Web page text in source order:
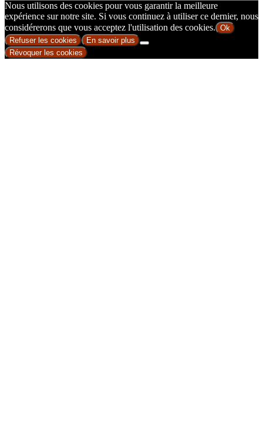
Nous utilisons des cookies pour vous garantir la meilleure
expérience sur notre site. Si vous continuez à utiliser ce dernier, nous
considérerons que vous acceptez l'utilisation des cookies. Ok
Refuser les cookies
En savoir plus
Révoquer les cookies